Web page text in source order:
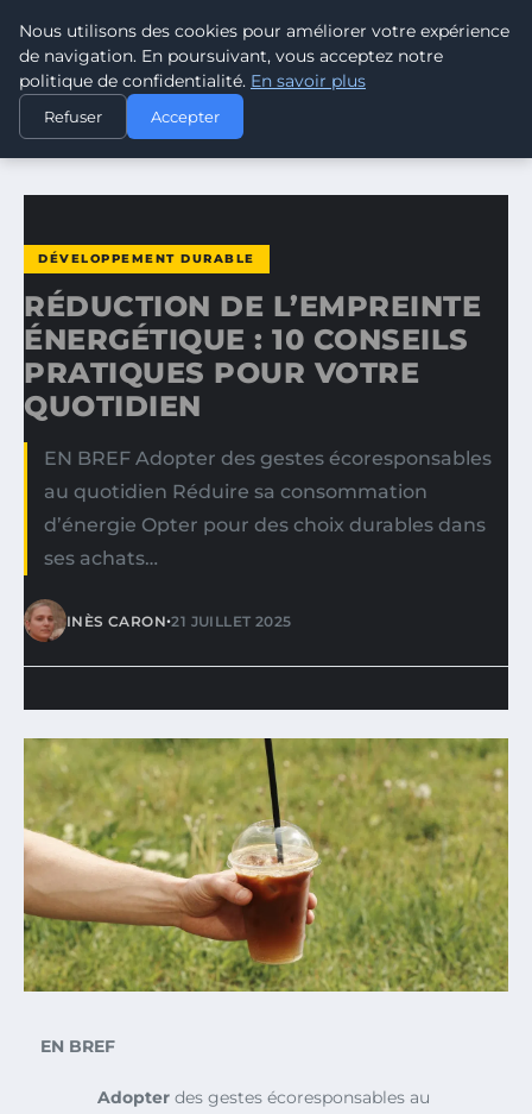
CLIMATE GUARDIAN
ACCUEIL
DÉVELOPPEMENT DURABLE
RÉDUCTION DE L’EMPREINTE ÉNERGÉTIQUE : 10 CONSEILS…
DÉVELOPPEMENT DURABLE
RÉDUCTION DE L’EMPREINTE
ÉNERGÉTIQUE : 10 CONSEILS
PRATIQUES POUR VOTRE
QUOTIDIEN
EN BREF Adopter des gestes écoresponsables
au quotidien Réduire sa consommation
d’énergie Opter pour des choix durables dans
ses achats…
INÈS CARON•21 JUILLET 2025
EN BREF
Adopter des gestes écoresponsables au
Nous utilisons des cookies pour améliorer votre expérience
de navigation. En poursuivant, vous acceptez notre
politique de confidentialité. En savoir plus
Refuser Accepter